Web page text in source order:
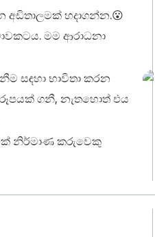
අඩිතාලමක් හදාගන්න.😮
මම ආරාධනා
සඳහා භාවිතා කරන
ගනී, නැතහොත් එය
නිර්මාණ කරුවෙකු
කිරීම සඳහා මහත්
තියෙන ලාංඡන වල